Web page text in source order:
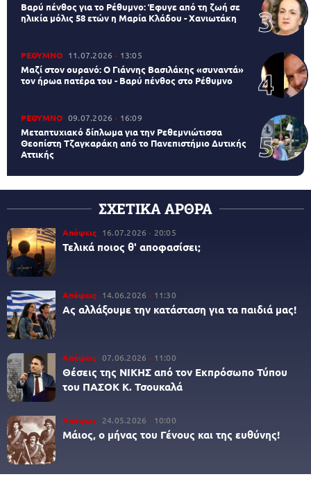
Βαρύ πένθος για το Ρέθυμνο: Έφυγε από τη ζωή σε
ηλικία μόλις 58 ετών η Μαρία Κλάδου - Χανιωτάκη
ΡΕΘΥΜΝΟ 11.07.2026 13:05
Μαζί στον ουρανό: Ο Γιάννης Βασιλάκης «συναντά»
τον ήρωα πατέρα του - Βαρύ πένθος στο Ρέθυμνο
ΡΕΘΥΜΝΟ 09.07.2026 16:09
Μεταπτυχιακό δίπλωμα για την Ρεθεμνιώτισσα
Θεοπίστη Τζαγκαράκη από το Πανεπιστήμιο Δυτικής
Αττικής
ΣΧΕΤΙΚΑ ΑΡΘΡΑ
Απόψεις 16.07.2026 20:05
Τελικά ποιος θ' αποφασίσει;
Απόψεις 14.06.2026 11:30
Ας αλλάξουμε την κατάσταση για τα παιδιά μας!
Απόψεις 07.06.2026 11:00
Θέσεις της ΝΙΚΗΣ από τον Εκπρόσωπο Τύπου
του ΠΑΣΟΚ Κ. Τσουκαλά
Απόψεις 24.05.2026 10:00
Μάιος, ο μήνας του Γένους και της ευθύνης!